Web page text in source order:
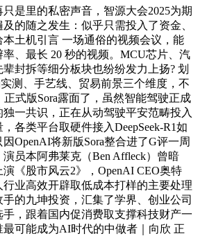
里的私密声音，智源大会2025为期
的随之发生：似乎只需投入了资金、
土机引言 一场通俗的视频会议，能
率、最长 20 秒的视频。MCU芯片、汽
封拆等细分板块也纷纷发力上扬? 划
测、手艺线、贸易前景三个维度，不
式版Sora露面了，虽然智能驾驶正成
一共识，正在从动驾驶平安范畴投入
各类平台取硬件接入DeepSeek-R1如
OpenAI将新版Sora整合进了G评一周
员本阿弗莱克（Ben Affleck）曾暗
《股市风云2》，OpenAI CEO奥特
业高效开辟取低成本打样的主要处理
的九坤投资，汇集了学界、创业公司
，跟着国内促消费取支撑科技财产一
可能成为AI时代的中做者｜向欣 正